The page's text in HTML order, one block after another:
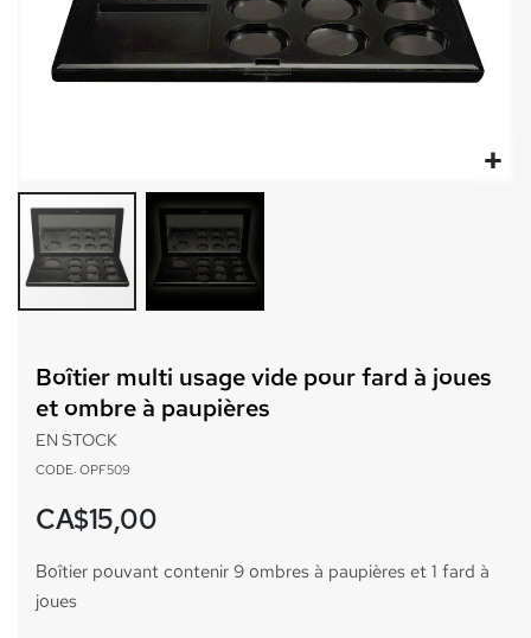
début
d’images
Boîtier multi usage vide pour fard à joues
et ombre à paupières
EN STOCK
CODE: OPF509
CA$15,00
Boîtier pouvant contenir 9 ombres à paupières et 1 fard à
joues